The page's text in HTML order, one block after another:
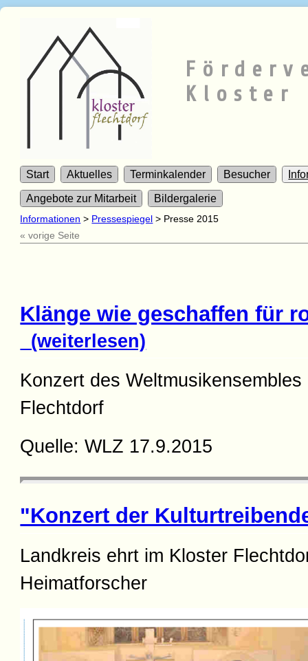
Kloster
Start Aktuelles Terminkalender Besucher
Angebote zur Mitarbeit Bildergalerie
Informationen > Pressespiegel > Presse 2015
« vorige Seite
Klänge wie geschaffen für
(weiterlesen)
Konzert des
Flechtdorf
Quelle: WLZ 17.9.2015
"Konzert der
Landkreis ehrt im Kloster
Heimatforscher